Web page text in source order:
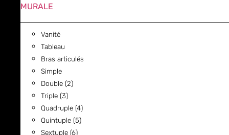
MURALE
Vanité
Tableau
Bras articulés
Simple
Double (2)
Triple (3)
Quadruple (4)
Quintuple (5)
Sextuple (6)